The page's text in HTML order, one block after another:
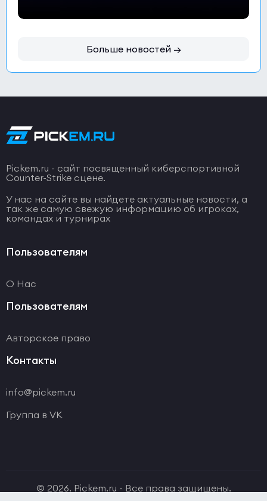
Больше новостей →
Pickem.ru - сайт посвященный киберспортивной
Counter-Strike сцене.
У нас на сайте вы найдете актуальные новости, а
так же самую свежую информацию об игроках,
командах и турнирах
Пользователям
О Нас
Пользователям
Авторское право
Контакты
info@pickem.ru
Группа в VK
© 2026. Pickem.ru - Все права защищены.